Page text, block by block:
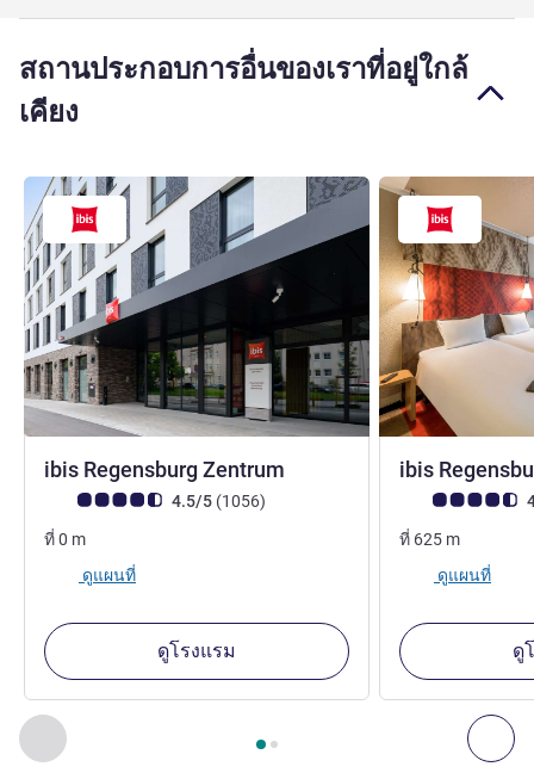
สถานประกอบการอื่นของเราที่อยู่ใกล้
เคียง
ก่อนหน้า - สถานประกอบการอื่นของเราที่อยู่ใกล้เคียง ถั
หน้า1 , สถานประกอบการอื่นของเราที่อยู่ใกล้เคียง 1 :,
ibis Regensburg Zentrum
คะแนนความคิดเห็นจากแขก (เรทติ้งบน ALL)
4.5/5 (1056รีวิว รายการ
)
ที่0 m
ดูแผนที่
ดูโรงแรม
ibis
คะแนนความคิดเ
ที่ 625 m
ดูแผนที่
ดู